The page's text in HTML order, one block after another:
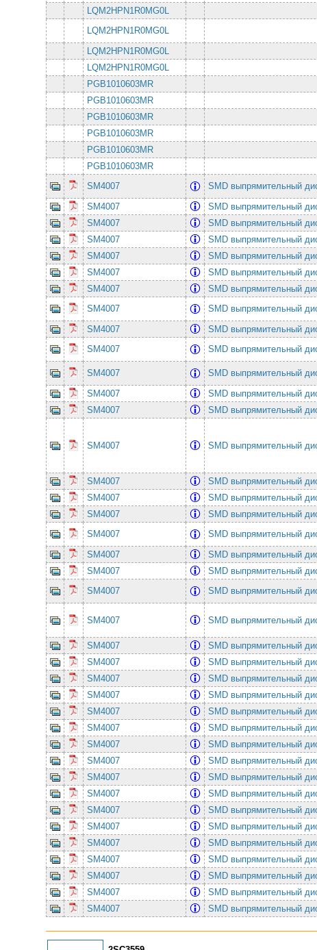
LQM2HPN1R0MG0L
LQM2HPN1R0MG0L
LQM2HPN1R0MG0L
LQM2HPN1R0MG0L
PGB1010603MR
PGB1010603MR
PGB1010603MR
PGB1010603MR
PGB1010603MR
PGB1010603MR
SM4007
SMD выпрямительный
SM4007
SMD выпрямительный
SM4007
SMD выпрямительный
SM4007
SMD выпрямительный
SM4007
SMD выпрямительный
SM4007
SMD выпрямительный
SM4007
SMD выпрямительный
SM4007
SMD выпрямительный
SM4007
SMD выпрямительный
SM4007
SMD выпрямительный
SM4007
SMD выпрямительный
SM4007
SMD выпрямительный
SM4007
SMD выпрямительный
SM4007 SMD выпрямительный
SM4007
SMD выпрямительный
SM4007
SMD выпрямительный
SM4007
SMD выпрямительный
SM4007
SMD выпрямительный
SM4007
SMD выпрямительный
SM4007
SMD выпрямительный
SM4007
SMD выпрямительный
SM4007 SMD выпрямительный
SM4007 SMD выпрямительный
SM4007
SMD выпрямительный
SM4007
SMD выпрямительный
SM4007
SMD выпрямительный
SM4007
SMD выпрямительный
SM4007
SMD выпрямительный
SM4007
SMD выпрямительный
SM4007
SMD выпрямительный
SM4007
SMD выпрямительный
SM4007
SMD выпрямительный
SM4007
SMD выпрямительный
SM4007
SMD выпрямительный
SM4007
SMD выпрямительный
SM4007
SMD выпрямительный
SM4007
SMD выпрямительный
SM4007
SMD выпрямительный
SM4007
SMD выпрямительный